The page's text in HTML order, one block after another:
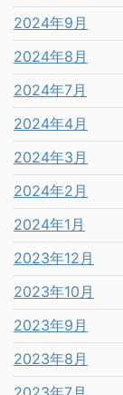
2024年9月
2024年8月
2024年7月
2024年4月
2024年3月
2024年2月
2024年1月
2023年12月
2023年10月
2023年9月
2023年8月